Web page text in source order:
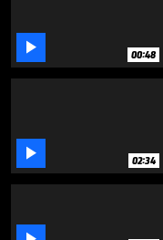
30
seconds
 00:48
 02:34